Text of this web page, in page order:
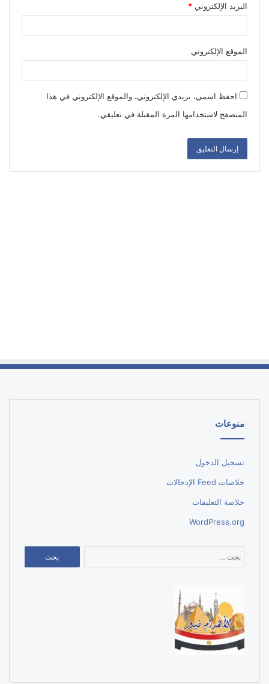
البريد الإلكتروني *
الموقع الإلكتروني
احفظ اسمي، بريدي الإلكتروني، والموقع الإلكتروني في هذا
المتصفح لاستخدامها المرة المقبلة في تعليقي.
منوعات
تسجيل الدخول
خلاصات Feed الإدخالات
خلاصة التعليقات
WordPress.org
عن: